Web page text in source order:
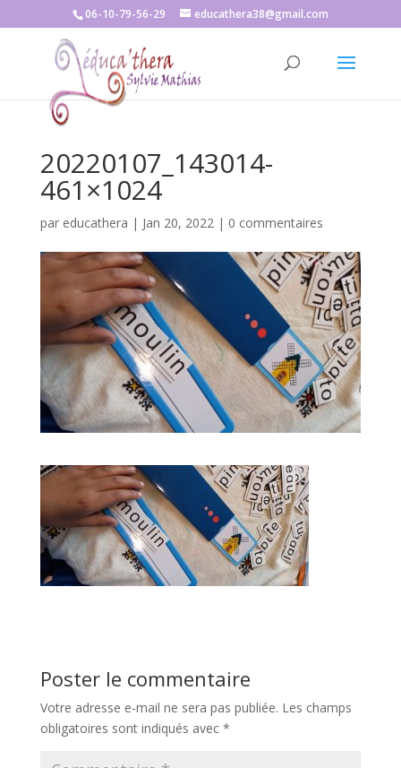
06-10-79-56-29 educathera38@gmail.com
20220107_143014-
461×1024
par educathera | Jan 20, 2022| 0 commentaires
Poster le commentaire
Votre adresse e-mail ne sera pas publiée. Les champs
obligatoires sont indiqués avec *